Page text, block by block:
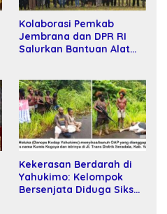
Kolaborasi Pemkab
Jembrana dan DPR RI
Salurkan Bantuan Alat
Kekerasan Berdarah di
Yahukimo: Kelompok
Bersenjata Diduga Siksa